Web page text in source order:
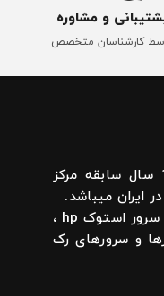
و مشاوره
کارشناسان متخصص
شرکت یاقوت سرخ با بیش از 10 سال سابقه مرکز
ایران میباشد.
ارائه دهنده : استوریج و سرور hp ، سرور استوک hp ،
و سرورهای رک